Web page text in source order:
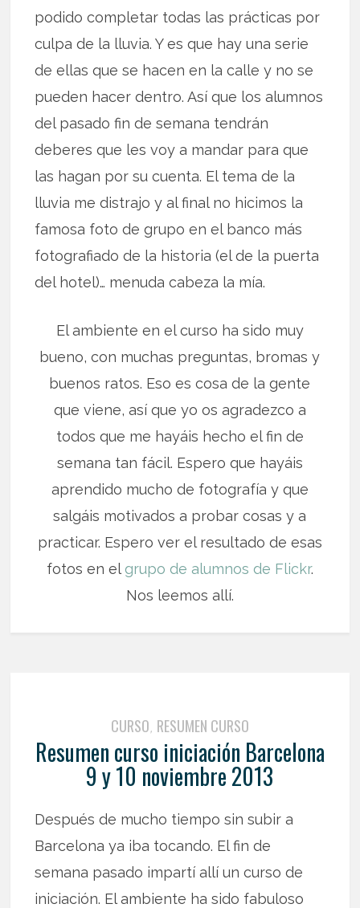
podido completar todas las prácticas por
culpa de la lluvia. Y es que hay una serie
de ellas que se hacen en la calle y no se
pueden hacer dentro. Así que los alumnos
del pasado fin de semana tendrán
deberes que les voy a mandar para que
las hagan por su cuenta. El tema de la
lluvia me distrajo y al final no hicimos la
famosa foto de grupo en el banco más
fotografiado de la historia (el de la puerta
del hotel)… menuda cabeza la mía.
El ambiente en el curso ha sido muy
bueno, con muchas preguntas, bromas y
buenos ratos. Eso es cosa de la gente
que viene, así que yo os agradezco a
todos que me hayáis hecho el fin de
semana tan fácil. Espero que hayáis
aprendido mucho de fotografía y que
salgáis motivados a probar cosas y a
practicar. Espero ver el resultado de esas
fotos en el grupo de alumnos de Flickr.
Nos leemos allí.
CURSO, RESUMEN CURSO
Resumen curso iniciación Barcelona
9 y 10 noviembre 2013
Después de mucho tiempo sin subir a
Barcelona ya iba tocando. El fin de
semana pasado impartí allí un curso de
iniciación. El ambiente ha sido fabuloso